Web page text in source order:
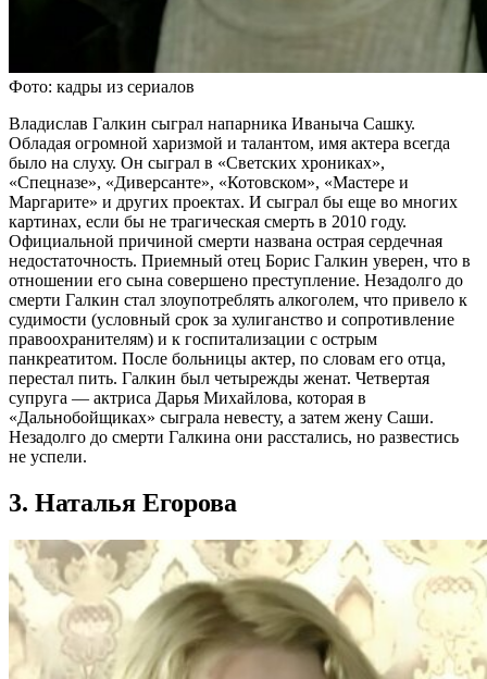
Фото: кадры из сериалов
Владислав Галкин сыграл напарника Иваныча Сашку.
Обладая огромной харизмой и талантом, имя актера всегда
было на слуху. Он сыграл в «Светских хрониках»,
«Спецназе», «Диверсанте», «Котовском», «Мастере и
Маргарите» и других проектах. И сыграл бы еще во многих
картинах, если бы не трагическая смерть в 2010 году.
Официальной причиной смерти названа острая сердечная
недостаточность. Приемный отец Борис Галкин уверен, что в
отношении его сына совершено преступление. Незадолго до
смерти Галкин стал злоупотреблять алкоголем, что привело к
судимости (условный срок за хулиганство и сопротивление
правоохранителям) и к госпитализации с острым
панкреатитом. После больницы актер, по словам его отца,
перестал пить. Галкин был четырежды женат. Четвертая
супруга — актриса Дарья Михайлова, которая в
«Дальнобойщиках» сыграла невесту, а затем жену Саши.
Незадолго до смерти Галкина они расстались, но развестись
не успели.
3. Наталья Егорова